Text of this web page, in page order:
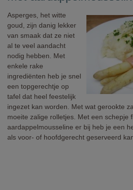
Asperges, het witte
goud, zijn danig lekker
van smaak dat ze niet
al te veel aandacht
nodig hebben. Met
enkele rake
ingrediënten heb je snel
een topgerechtje op
tafel dat heel feestelijk
ingezet kan worden. Met wat gerookte
moeite zalige rolletjes. Met een schepje
aardappelmousseline er bij heb je een
als voor- of hoofdgerecht geserveerd